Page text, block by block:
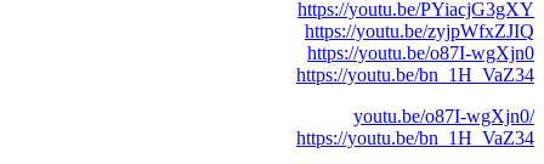
https://youtu.be/PYiacjG3gXY
https://youtu.be/zyjpWfxZJIQ
https://youtu.be/o87I-wgXjn0
https://youtu.be/bn_1H_VaZ34
/youtu.be/o87I-wgXjn0
https://youtu.be/bn_1H_VaZ34